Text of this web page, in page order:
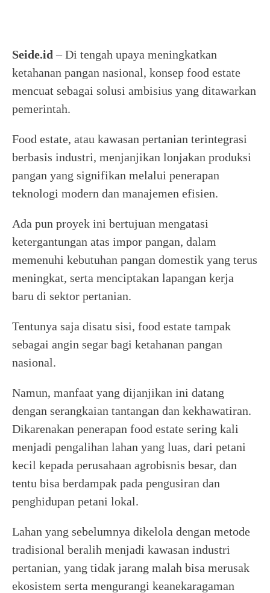
Seide.id – Di tengah upaya meningkatkan
ketahanan pangan nasional, konsep food estate
mencuat sebagai solusi ambisius yang ditawarkan
pemerintah.
Food estate, atau kawasan pertanian terintegrasi
berbasis industri, menjanjikan lonjakan produksi
pangan yang signifikan melalui penerapan
teknologi modern dan manajemen efisien.
Ada pun proyek ini bertujuan mengatasi
ketergantungan atas impor pangan, dalam
memenuhi kebutuhan pangan domestik yang terus
meningkat, serta menciptakan lapangan kerja
baru di sektor pertanian.
Tentunya saja disatu sisi, food estate tampak
sebagai angin segar bagi ketahanan pangan
nasional.
Namun, manfaat yang dijanjikan ini datang
dengan serangkaian tantangan dan kekhawatiran.
Dikarenakan penerapan food estate sering kali
menjadi pengalihan lahan yang luas, dari petani
kecil kepada perusahaan agrobisnis besar, dan
tentu bisa berdampak pada pengusiran dan
penghidupan petani lokal.
Lahan yang sebelumnya dikelola dengan metode
tradisional beralih menjadi kawasan industri
pertanian, yang tidak jarang malah bisa merusak
ekosistem serta mengurangi keanekaragaman